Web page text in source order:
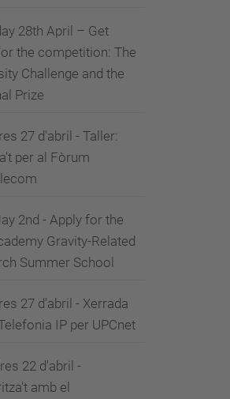
28th April – Get
the competition: The
Challenge and the
Prize
27 d'abril - Taller:
per al Fòrum
2nd - Apply for the
Gravity-Related
Summer School
27 d'abril - Xerrada
IP per UPCnet
22 d'abril -
amb el